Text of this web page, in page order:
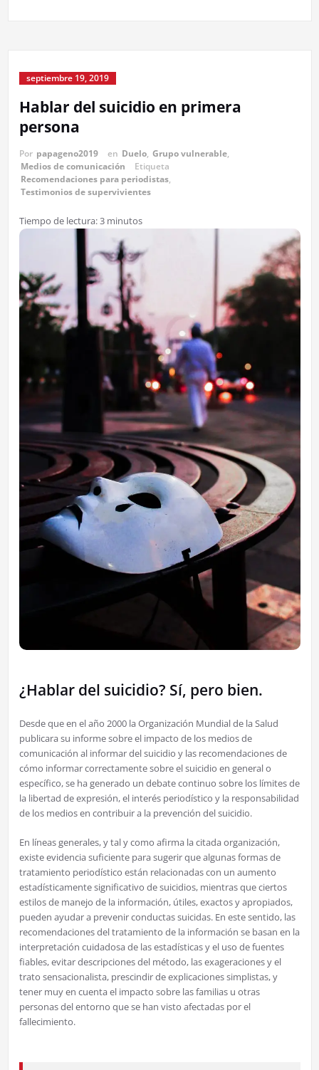
septiembre 19, 2019
Hablar del suicidio en primera
persona
Por papageno2019 en Duelo, Grupo vulnerable,
Medios de comunicación
Etiqueta
Recomendaciones para periodistas,
Testimonios de supervivientes
Tiempo de lectura:3 minutos
¿Hablar del suicidio? Sí, pero bien.
Desde que en el año 2000 la Organización Mundial de la Salud
publicara su informe sobre el impacto de los medios de
comunicación al informar del suicidio y las recomendaciones de
cómo informar correctamente sobre el suicidio en general o
específico, se ha generado un debate continuo sobre los límites de
la libertad de expresión, el interés periodístico y la responsabilidad
de los medios en contribuir a la prevención del suicidio.
En líneas generales, y tal y como afirma la citada organización,
existe evidencia suficiente para sugerir que algunas formas de
tratamiento periodístico están relacionadas con un aumento
estadísticamente significativo de suicidios, mientras que ciertos
estilos de manejo de la información, útiles, exactos y apropiados,
pueden ayudar a prevenir conductas suicidas. En este sentido, las
recomendaciones del tratamiento de la información se basan en la
interpretación cuidadosa de las estadísticas y el uso de fuentes
fiables, evitar descripciones del método, las exageraciones y el
trato sensacionalista, prescindir de explicaciones simplistas, y
tener muy en cuenta el impacto sobre las familias u otras
personas del entorno que se han visto afectadas por el
fallecimiento.